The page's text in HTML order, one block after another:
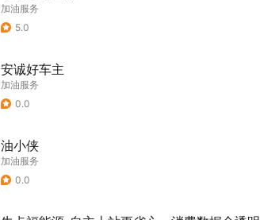
加油服务
5.0
安诚好车主
加油服务
0.0
油小侠
加油服务
0.0